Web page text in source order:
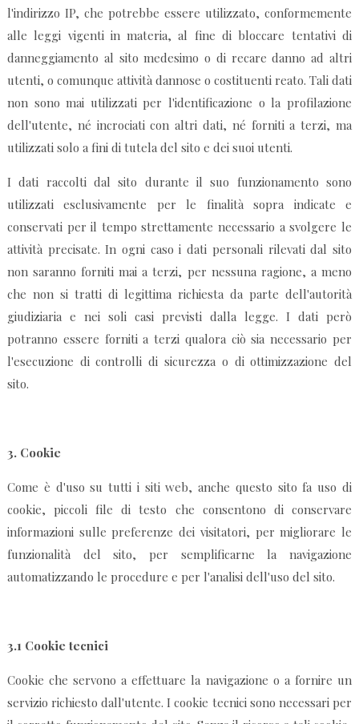
l'indirizzo IP, che potrebbe essere utilizzato, conformemente
alle leggi vigenti in materia, al fine di bloccare tentativi di
danneggiamento al sito medesimo o di recare danno ad altri
utenti, o comunque attività dannose o costituenti reato. Tali dati
non sono mai utilizzati per l'identificazione o la profilazione
dell'utente, né incrociati con altri dati, né forniti a terzi, ma
utilizzati solo a fini di tutela del sito e dei suoi utenti.
I dati raccolti dal sito durante il suo funzionamento sono
utilizzati esclusivamente per le finalità sopra indicate e
conservati per il tempo strettamente necessario a svolgere le
attività precisate. In ogni caso i dati personali rilevati dal sito
non saranno forniti mai a terzi, per nessuna ragione, a meno
che non si tratti di legittima richiesta da parte dell'autorità
giudiziaria e nei soli casi previsti dalla legge. I dati però
potranno essere forniti a terzi qualora ciò sia necessario per
l'esecuzione di controlli di sicurezza o di ottimizzazione del
sito.
3. Cookie
Come è d'uso su tutti i siti web, anche questo sito fa uso di
cookie, piccoli file di testo che consentono di conservare
informazioni sulle preferenze dei visitatori, per migliorare le
funzionalità del sito, per semplificarne la navigazione
automatizzando le procedure e per l'analisi dell'uso del sito.
3.1 Cookie tecnici
Cookie che servono a effettuare la navigazione o a fornire un
servizio richiesto dall'utente. I cookie tecnici sono necessari per